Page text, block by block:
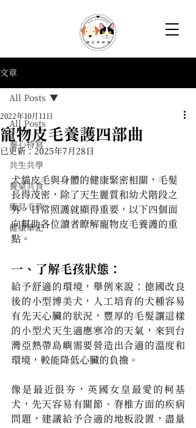
文章
All Posts
蓁心特寫
共生共學
餐桌共食
癒見毛孩
健康筆記
All Posts
寵物皮毛養護四部曲
2022年10月11日
已更新： 2025年7月28日
犬貓皮毛與身體的健康緊密相關，毛髮
長得茂密，除了天生麗質和幼犬階段之
外，日常照護就顯得重要，以下四個面
向幫助各位讀者瞭解寵物皮毛養護的重
點。
一、了解毛孩狀態：
給予舒適的環境，舉例來說：德國改良
後的小型博美犬，人工培育的犬種容易
有先天心臟的狀況，豐厚的毛髮讓這樣
的小型犬天生適應寒冷的天氣，來到台
灣亞熱帶島嶼需要營造出合適的溫度和
環境，較能降低心臟的負擔。
像是最近很夯，英國女皇最愛的柯基
犬，先天容易有關節、脊椎方面的疾病
問題，建議給予合適的地板設置，盡量